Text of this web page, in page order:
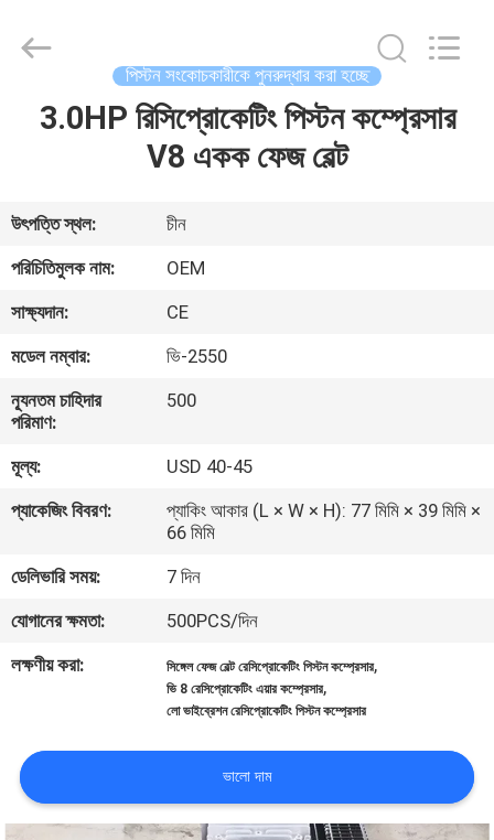
বাড়ি
আমাদের
সম্পর্কে
কারখানা
পরিদর্শন
গুণমান
নিয়ন্ত্রণ
আমাদের
সাথে
যোগাযোগ
মামলা
Machinery
Reserved.
পিস্টন সংকোচকারীকে পুনরুদ্ধার করা হচ্ছে
3.0HP রিসিপ্রোকেটিং পিস্টন কম্প্রেসার
V8 একক ফেজ বেল্ট
উৎপত্তি স্থল:
চীন
পরিচিতিমুলক নাম:
OEM
সাক্ষ্যদান:
CE
মডেল নম্বার:
ভি-2550
ন্যূনতম চাহিদার
পরিমাণ:
500
মূল্য:
USD 40-45
প্যাকেজিং বিবরণ:
প্যাকিং আকার (L × W × H): 77 মিমি × 39 মিমি ×
66 মিমি
ডেলিভারি সময়:
7 দিন
যোগানের ক্ষমতা:
500PCS/দিন
লক্ষণীয় করা:
সিঙ্গেল ফেজ বেল্ট রেসিপ্রোকেটিং পিস্টন কম্প্রেসার,
ভি 8 রেসিপ্রোকেটিং এয়ার কম্প্রেসার,
লো ভাইব্রেশন রেসিপ্রোকেটিং পিস্টন কম্প্রেসার
ভালো দাম